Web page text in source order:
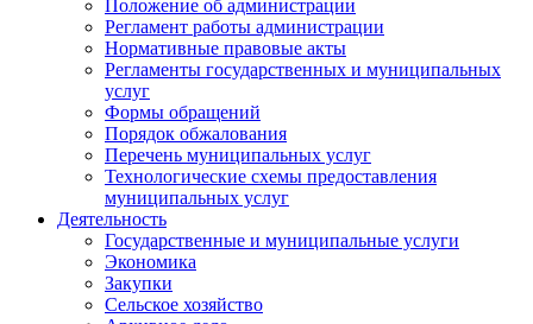
Положение об администрации
Регламент работы администрации
Нормативные правовые акты
Регламенты государственных и муниципальных
услуг
Формы обращений
Порядок обжалования
Перечень муниципальных услуг
Технологические схемы предоставления
муниципальных услуг
Деятельность
Государственные и муниципальные услуги
Экономика
Закупки
Сельское хозяйство